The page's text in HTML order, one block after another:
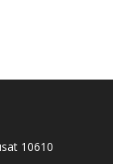
10610